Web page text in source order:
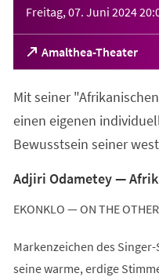
Freitag, 07. Juni 2024
Amalthea-Theater
(Öffnet
in
neuen
Mit seiner
einen eigenen
Bewusstsein seiner
Adjiri Odametey —
EKONKLO — ON THE
Markenzeichen des
seine warme, erdige